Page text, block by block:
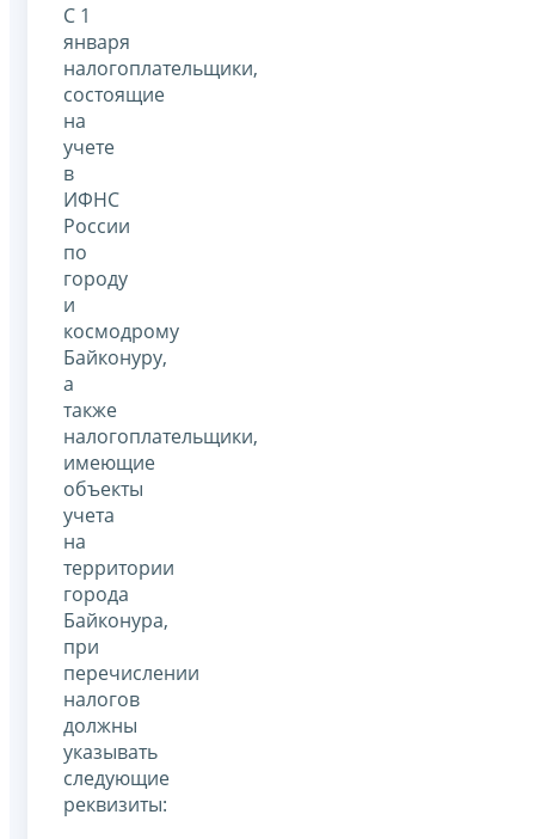
С 1
января
налогоплательщики,
состоящие
на
учете
в
ИФНС
России
по
городу
и
космодрому
Байконуру,
а
также
налогоплательщики,
имеющие
объекты
учета
на
территории
города
Байконура,
при
перечислении
налогов
должны
указывать
следующие
реквизиты: